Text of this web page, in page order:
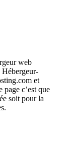
web
Hébergeur-
et
c’est que
soit pour la